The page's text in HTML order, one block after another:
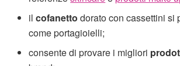
ilcofanetto dorato con cassettini si
come portagioielli;
consente di provare i migliori